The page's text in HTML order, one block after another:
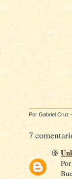
Por Gabriel Cruz
7